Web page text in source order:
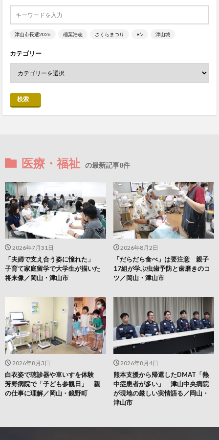
津山市長選2026 稲葉浩志 さくらまつり B’z 津山城
カテゴリー
検索
医療・福祉 の最新記事8件
2026年8月4日
熊本支援から帰還したDMAT「熱
中症患者が多い」 津山中央病院
が現地の厳しい実情語る／岡山・
津山市
2026年8月3日
白衣姿で聴診器や車いすを体験
芳野病院で「子ども参観日」 親
の仕事に理解／岡山・鏡野町
2026年8月2日
「だらだら食べ」は要注意 親子
17組が学ぶ虫歯予防と歯磨きのコ
ツ／岡山・津山市
2026年7月31日
「夫婦で支え合う姿に憧れた」
子育て家庭留学で大学生が描いた
将来像／岡山・津山市